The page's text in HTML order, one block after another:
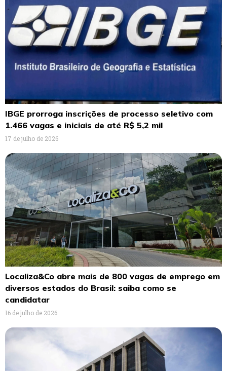
IBGE prorroga inscrições de processo seletivo com
1.466 vagas e iniciais de até R$ 5,2 mil
17 de julho de 2026
Localiza&Co abre mais de 800 vagas de emprego em
diversos estados do Brasil: saiba como se
candidatar
16 de julho de 2026